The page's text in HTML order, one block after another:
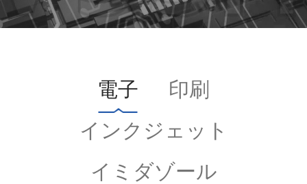
電子
印刷
インクジェット
イミダゾール